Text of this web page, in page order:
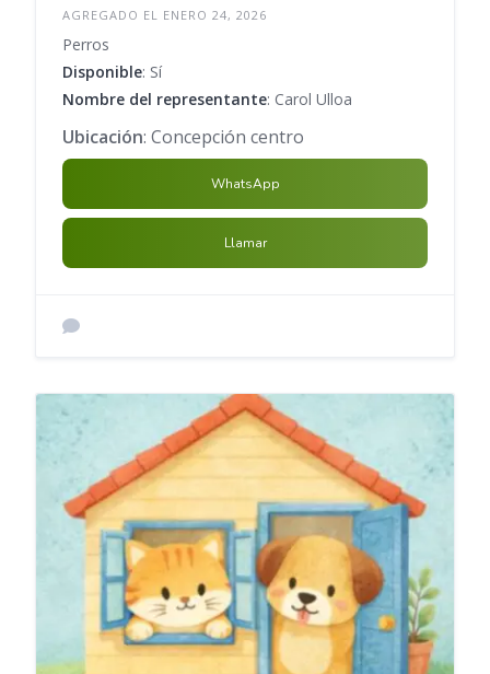
AGREGADO EL ENERO 24, 2026
Perros
Disponible: Sí
Nombre del representante: Carol Ulloa
Ubicación: Concepción centro
WhatsApp
Llamar